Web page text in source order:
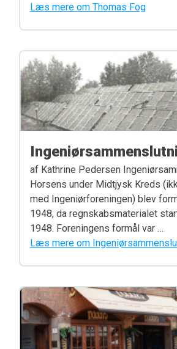
Læs mere om Thomas Fog
af Kathrine Pedersen
Horsens under Midtjysk Kreds
med Ingeniørforeningen) blev
1948, da regnskabsmaterialet
1948. Foreningens formål var …
Læs mere om